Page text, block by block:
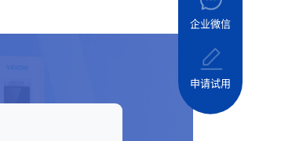
企业微信
申请试用